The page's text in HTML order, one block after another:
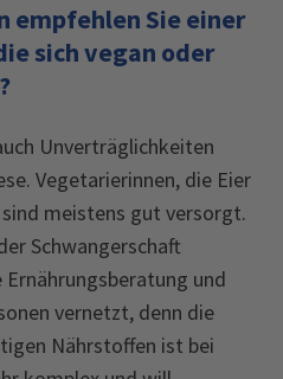
empfehlen Sie einer
sich vegan oder
Unverträglichkeiten
Vegetarierinnen, die Eier
meistens gut versorgt.
Schwangerschaft
und
vernetzt, denn die
Nährstoffen ist bei